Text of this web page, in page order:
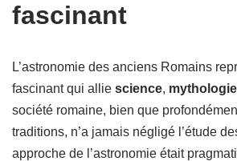
fascinant
L’astronomie des anciens Romains
fascinant qui allie science, mythologie
société romaine, bien que
traditions, n’a jamais négligé l’étude
approche de l’astronomie était